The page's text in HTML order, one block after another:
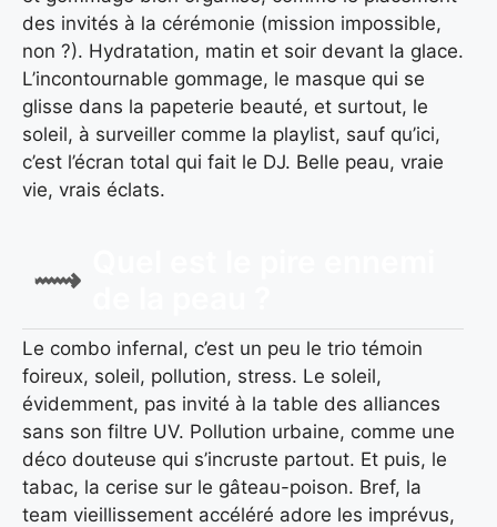
des invités à la cérémonie (mission impossible,
non ?). Hydratation, matin et soir devant la glace.
L’incontournable gommage, le masque qui se
glisse dans la papeterie beauté, et surtout, le
soleil, à surveiller comme la playlist, sauf qu’ici,
c’est l’écran total qui fait le DJ. Belle peau, vraie
vie, vrais éclats.
Le combo infernal, c’est un peu le trio témoin
foireux, soleil, pollution, stress. Le soleil,
évidemment, pas invité à la table des alliances
sans son filtre UV. Pollution urbaine, comme une
déco douteuse qui s’incruste partout. Et puis, le
tabac, la cerise sur le gâteau-poison. Bref, la
team vieillissement accéléré adore les imprévus,